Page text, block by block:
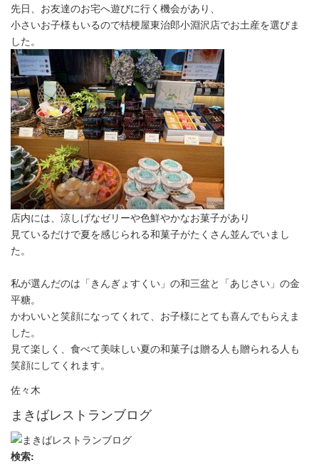
先日、お友達のお宅へ遊びに行く機会があり、
小さいお子様もいるので桔梗屋東治郎小淵沢店でお土産を選びま
した。
店内には、涼しげなゼリーや色鮮やかなお菓子があり
見ているだけで夏を感じられる和菓子がたくさん並んでいまし
た。
私が選んだのは「きんぎょすくい」の和三盆と「あじさい」の金
平糖。
かわいいと笑顔になってくれて、 お子様にとても喜んでもらえま
した。
見て楽しく、食べて美味しい夏の和菓子は贈る人も贈られる人も
笑顔にしてくれます。
佐々木
まきばレストランブログ
検索: